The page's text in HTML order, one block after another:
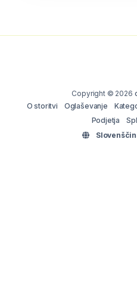
Copyright © 2026
O storitvi
Oglaševanje
Podjetja